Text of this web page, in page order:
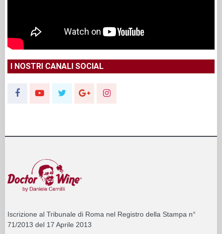
I NOSTRI CANALI SOCIAL
Iscrizione al Tribunale di Roma nel Registro della Stampa n°
71/2013 del 17 Aprile 2013